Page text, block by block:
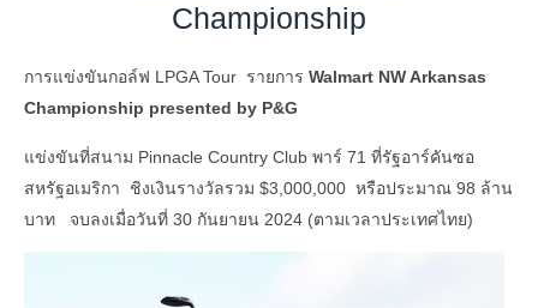
Championship
การแข่งขันกอล์ฟ LPGA Tour รายการ Walmart NW Arkansas
Championship presented by P&G
แข่งขันที่สนาม Pinnacle Country Club พาร์ 71 ที่รัฐอาร์คันซอ
สหรัฐอเมริกา ชิงเงินรางวัลรวม $3,000,000 หรือประมาณ 98 ล้าน
บาท จบลงเมื่อวันที่ 30 กันยายน 2024 (ตามเวลาประเทศไทย)